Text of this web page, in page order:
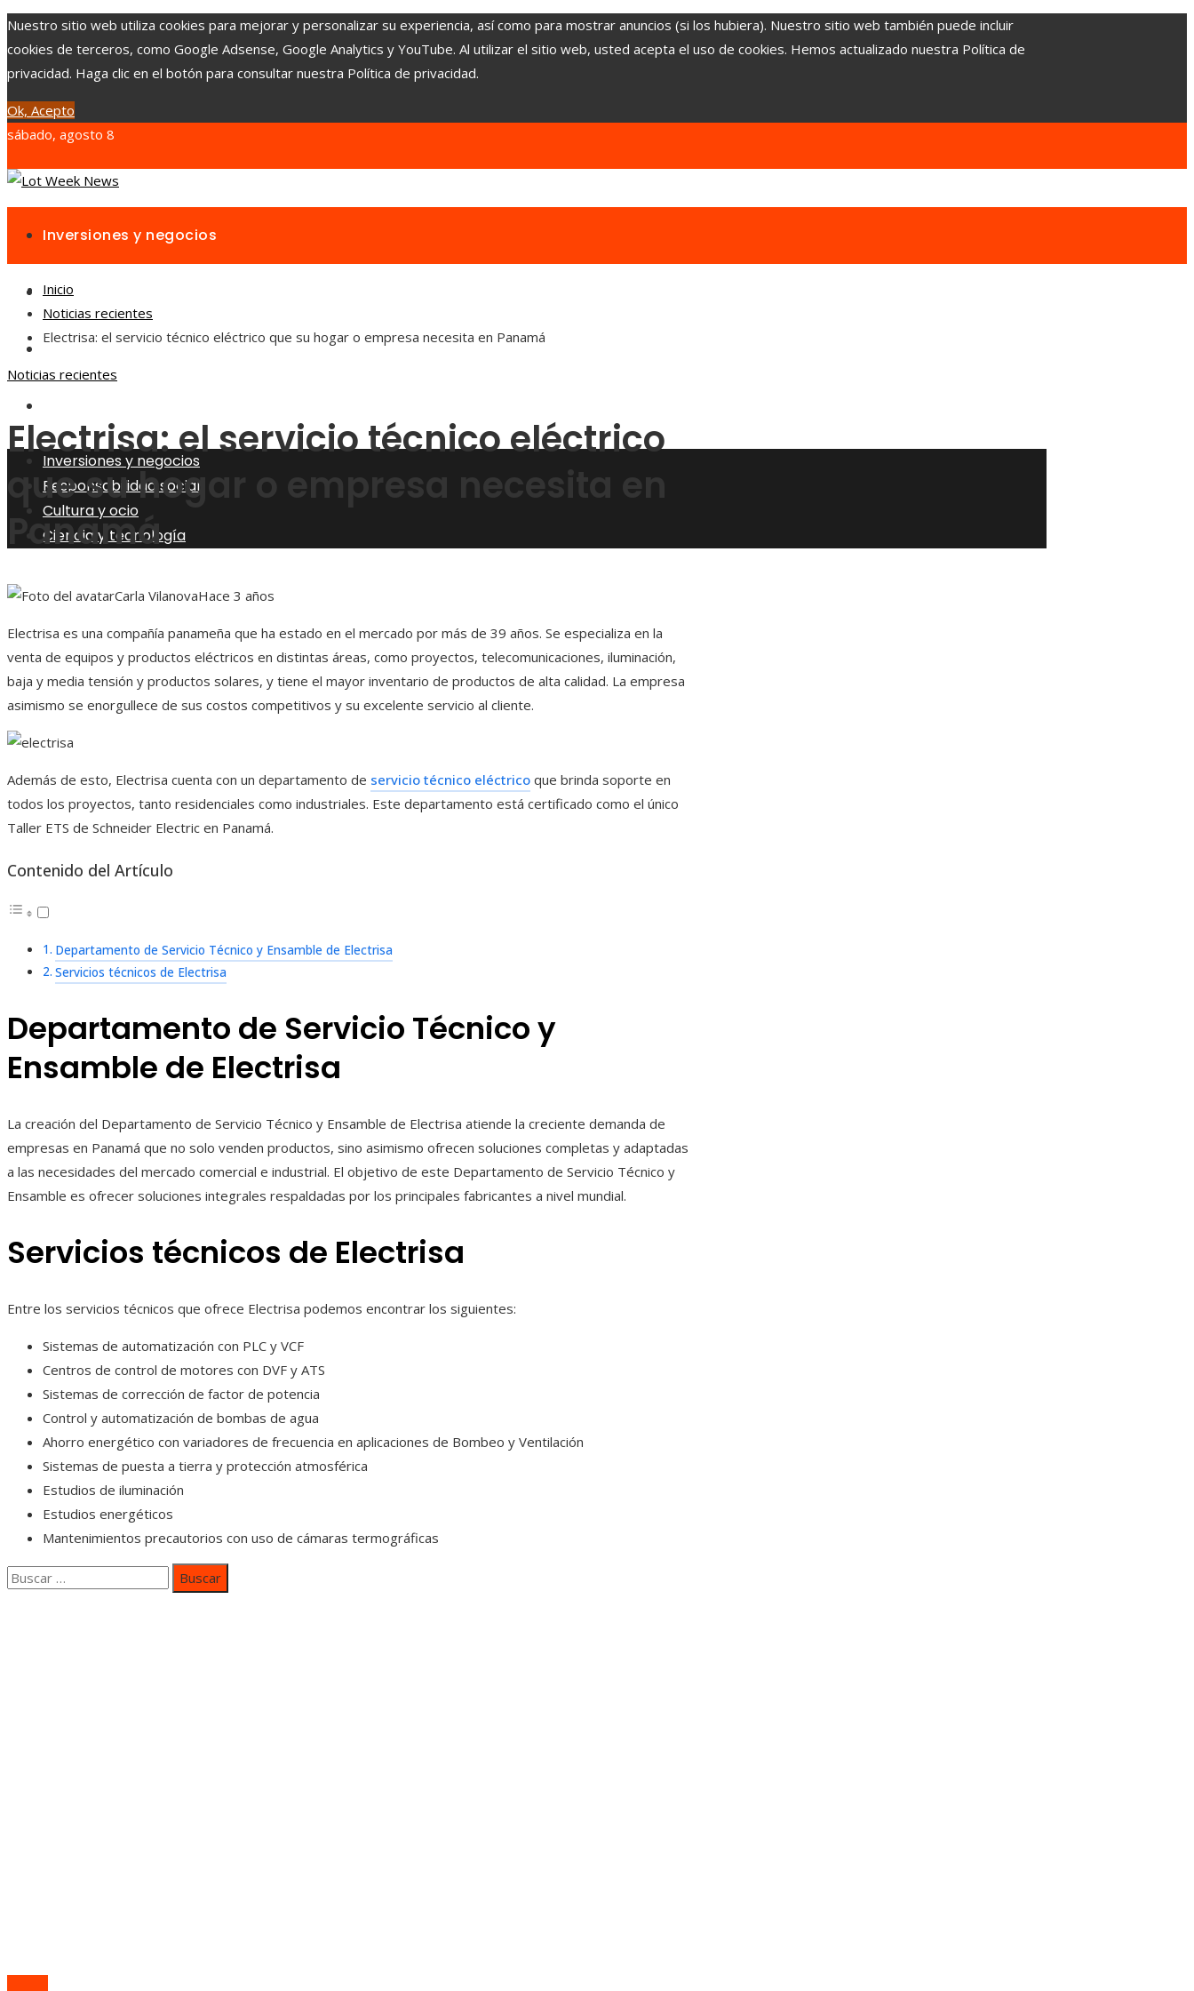
Nuestro sitio web utiliza cookies para mejorar y personalizar su experiencia, así como para mostrar anuncios (si los hubiera). Nuestro sitio web también puede incluir
cookies de terceros, como Google Adsense, Google Analytics y YouTube. Al utilizar el sitio web, usted acepta el uso de cookies. Hemos actualizado nuestra Política de
privacidad. Haga clic en el botón para consultar nuestra Política de privacidad.
Ok, Acepto
sábado, agosto 8
Inversiones y negocios
Responsabilidad social
Cultura y ocio
Inversiones y negocios
Responsabilidad social
Cultura y ocio
Ciencia y tecnología
Inicio
Noticias recientes
Electrisa: el servicio técnico eléctrico que su hogar o empresa necesita en Panamá
Noticias recientes
Electrisa: el servicio técnico eléctrico
que su hogar o empresa necesita en
Panamá
Carla VilanovaHace 3 años
Electrisa es una compañía panameña que ha estado en el mercado por más de 39 años. Se especializa en la
venta de equipos y productos eléctricos en distintas áreas, como proyectos, telecomunicaciones, iluminación,
baja y media tensión y productos solares, y tiene el mayor inventario de productos de alta calidad. La empresa
asimismo se enorgullece de sus costos competitivos y su excelente servicio al cliente.
Además de esto, Electrisa cuenta con un departamento de servicio técnico eléctrico que brinda soporte en
todos los proyectos, tanto residenciales como industriales. Este departamento está certificado como el único
Taller ETS de Schneider Electric en Panamá.
Contenido del Artículo
Departamento de Servicio Técnico y Ensamble de Electrisa
Servicios técnicos de Electrisa
Departamento de Servicio Técnico y
Ensamble de Electrisa
La creación del Departamento de Servicio Técnico y Ensamble de Electrisa atiende la creciente demanda de
empresas en Panamá que no solo venden productos, sino asimismo ofrecen soluciones completas y adaptadas
a las necesidades del mercado comercial e industrial. El objetivo de este Departamento de Servicio Técnico y
Ensamble es ofrecer soluciones integrales respaldadas por los principales fabricantes a nivel mundial.
Servicios técnicos de Electrisa
Entre los servicios técnicos que ofrece Electrisa podemos encontrar los siguientes:
Sistemas de automatización con PLC y VCF
Centros de control de motores con DVF y ATS
Sistemas de corrección de factor de potencia
Control y automatización de bombas de agua
Ahorro energético con variadores de frecuencia en aplicaciones de Bombeo y Ventilación
Sistemas de puesta a tierra y protección atmosférica
Estudios de iluminación
Estudios energéticos
Mantenimientos precautorios con uso de cámaras termográficas
Buscar: